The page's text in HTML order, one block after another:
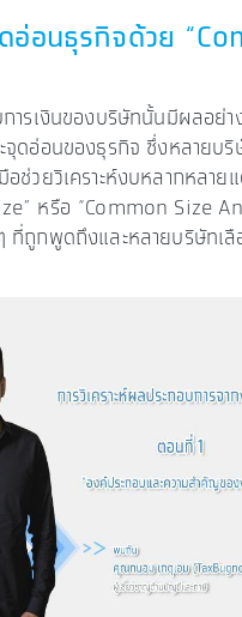
อ่อนธุรกิจด้วย
การเงินของบริษัทนั้นมีผลอย่า
จุดอ่อนของธุรกิจ ซึ่งหลายบ
อช่วยวิเคราะห์งบหลากหลา
หรือ “Common Size
ที่ถูกพูดถึงและหลายบริษัทเลื